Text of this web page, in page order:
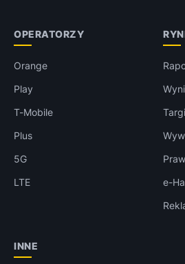
OPERATORZY
Orange
Play
T-Mobile
Plus
5G
LTE
e-
INNE